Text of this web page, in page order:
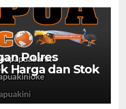
Polres
Harga dan Stok